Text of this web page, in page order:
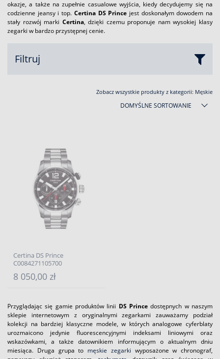
okazje, a także na zupełnie casualowe wyjścia, kiedy decydujemy się na
codzienne jeansy i top. Certina DS Prince jest doskonałym dowodem na
stały rozwój marki Certina, dzięki czemu proponuje nam wysokiej klasy
zegarki w bardzo przystępnej cenie.
Filtruj
Zobacz wszystkie produkty z kategorii: Męskie
DOMYŚLNE SORTOWANIE
Certina DS Prince
C0084271105700
8 050,00 zł
Przyglądając się gamie produktów linii DS Prince dostępnych w naszym
sklepie internetowym z oryginalnymi zegarkami zauważamy podział
kolekcji na bardziej klasyczne modele, w których analogowe cyferblaty
urozmaicono jedynie fluorescencyjnymi indeksami liniowymi oraz
wskazówkami, a także datownikiem informującym o aktualnym dniu
miesiąca. Druga grupa to męskie zegarki wyposażone w chronograf,